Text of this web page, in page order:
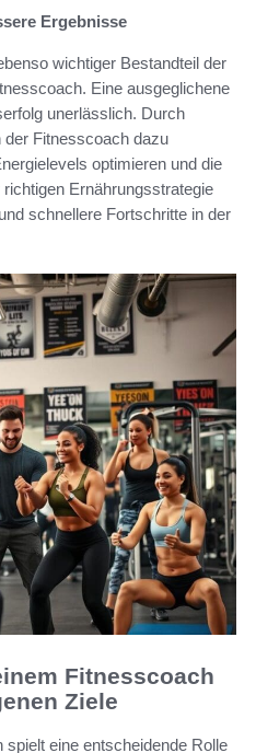
Ergebnisse
wichtiger Bestandteil der
Eine ausgeglichene
unerlässlich. Durch
Fitnesscoach dazu
optimieren und die
Ernährungsstrategie
und schnellere Fortschritte in der
Fitnesscoach
Ziele
eine entscheidende Rolle